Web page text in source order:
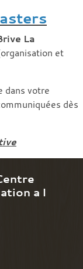
La
et
dans votre
dès
a l